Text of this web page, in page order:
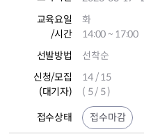
교육요일
/시간
화
14:00 ~ 17:00
선발방법
선착순
신청/모집
(대기자)
14 / 15
( 5 / 5 )
접수상태 접수마감